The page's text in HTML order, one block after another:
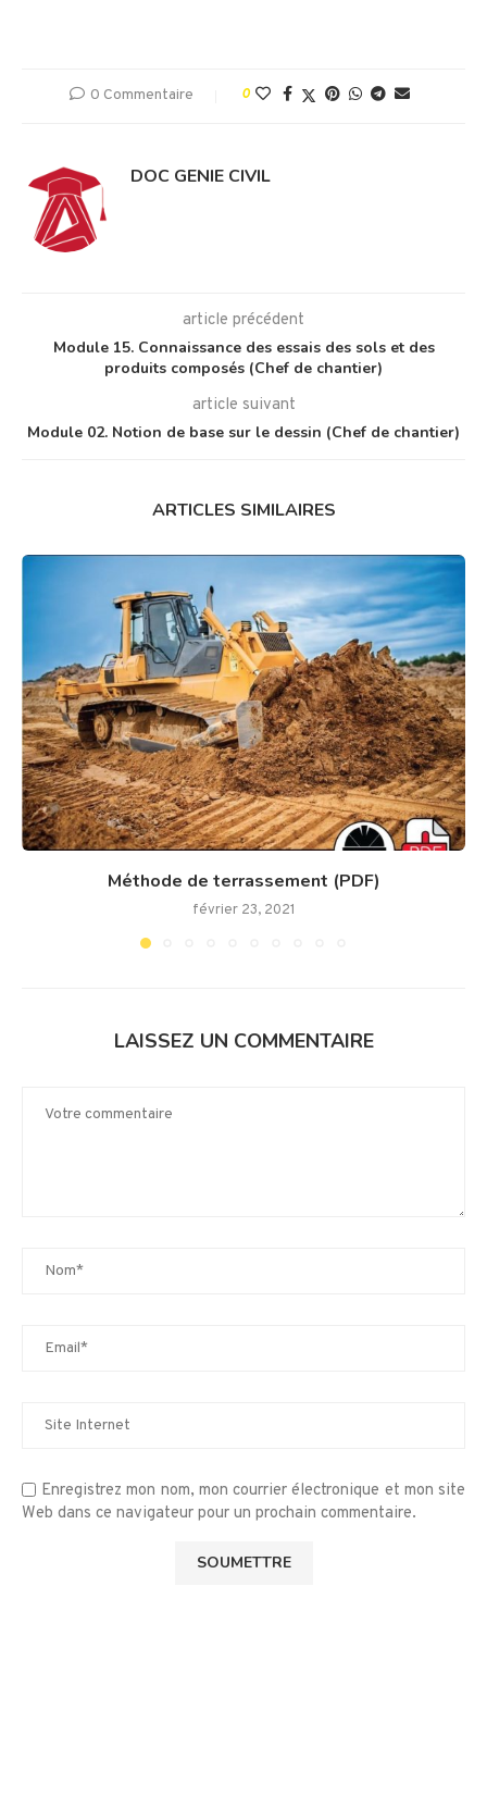
0 Commentaire 0
DOC GENIE CIVIL
article précédent
Module 15. Connaissance des essais des sols et des
produits composés (Chef de chantier)
article suivant
Module 02. Notion de base sur le dessin (Chef de chantier)
ARTICLES SIMILAIRES
Méthode de terrassement (PDF)
février 23, 2021
LAISSEZ UN COMMENTAIRE
Enregistrez mon nom, mon courrier électronique et mon site
Web dans ce navigateur pour un prochain commentaire.